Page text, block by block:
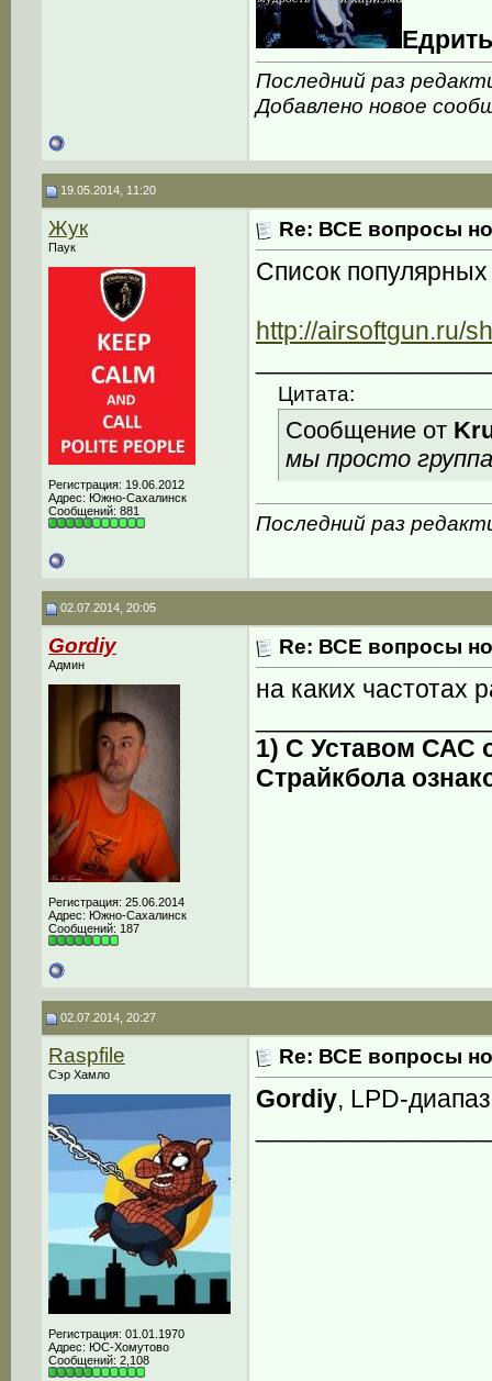
Последний раз
Добавлено новое
19.05.2014, 11:20
Жук
Паук
Регистрация: 19.06.2012
Адрес: Южно-Сахалинск
Сообщений: 881
Re: ВСЕ вопросы
Список
http://airsoftgun.ru/
Цитата:
Сообщение от
мы просто
Последний раз
02.07.2014, 20:05
Gordiy
Админ
Регистрация: 25.06.2014
Адрес: Южно-Сахалинск
Сообщений: 187
Re: ВСЕ вопросы
на каких частотах
1) С Уставом САС
Страйкбола
02.07.2014, 20:27
Raspfile
Сэр Хамло
Регистрация: 01.01.1970
Адрес: ЮС-Хомутово
Сообщений: 2,108
Re: ВСЕ вопросы
Gordiy, LPD-